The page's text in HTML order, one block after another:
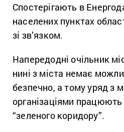
Спостерігають в
населених пунктах
зі зв’язком.
Напередодні очільник
нині з міста немає
безпечно, а тому уряд з
організаціями
“зеленого коридору”.